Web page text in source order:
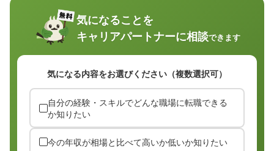
気になることを
キャリアパートナーに相談できます
気になる内容をお選びください（複数選択可）
自分の経験・スキルでどんな職場に転職できる
か知りたい
今の年収が相場と比べて高いか低いか知りたい